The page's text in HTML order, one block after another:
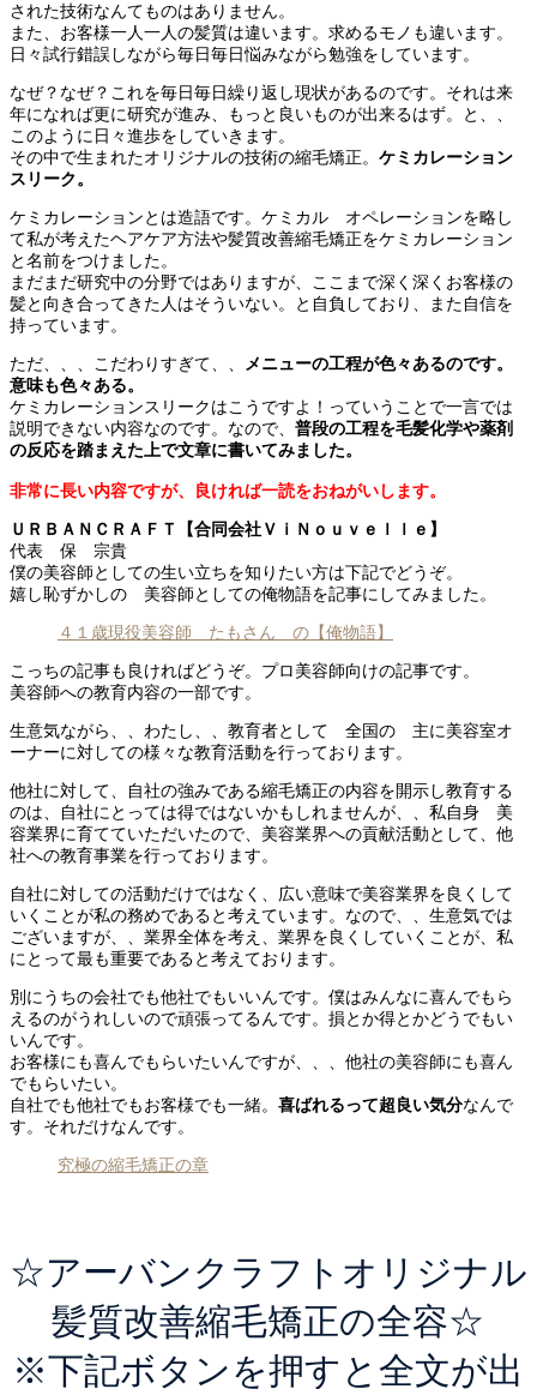
された技術なんてものはありません。
また、お客様一人一人の髪質は違います。求めるモノも違います。
日々試行錯誤しながら毎日毎日悩みながら勉強をしています。
なぜ？なぜ？これを毎日毎日繰り返し現状があるのです。それは来
年になれば更に研究が進み、もっと良いものが出来るはず。と、、
このように日々進歩をしていきます。
その中で生まれたオリジナルの技術の縮毛矯正。 ケミカレーション
スリーク。
ケミカレーションとは造語です。ケミカル オペレーションを略し
て私が考えたヘアケア方法や髪質改善縮毛矯正をケミカレーション
と名前をつけました。
まだまだ研究中の分野ではありますが、ここまで深く深くお客様の
髪と向き合ってきた人はそういない。と自負しており、また自信を
持っています。
ただ、、、こだわりすぎて、、 メニューの工程が色々あるのです。
意味も色々ある。
ケミカレーションスリークはこうですよ！っていうことで一言では
説明できない内容なのです。なので、 普段の工程を毛髪化学や薬剤
の反応を踏まえた上で文章に書いてみました。
非常に長い内容ですが、良ければ一読をおねがいします。
ＵＲＢＡＮＣＲＡＦＴ【合同会社ＶｉＮｏｕｖｅｌｌｅ】
代表 保 宗貴
僕の美容師としての生い立ちを知りたい方は下記でどうぞ。
嬉し恥ずかしの 美容師としての俺物語を記事にしてみました。
４１歳現役美容師 たもさん の【俺物語】
こっちの記事も良ければどうぞ。プロ美容師向けの記事です。
美容師への教育内容の一部です。
生意気ながら、、わたし、、教育者として 全国の 主に美容室オ
ーナーに対しての様々な教育活動を行っております。
他社に対して、自社の強みである縮毛矯正の内容を開示し教育する
のは、自社にとっては得ではないかもしれませんが、、私自身 美
容業界に育てていただいたので、美容業界への貢献活動として、他
社への教育事業を行っております。
自社に対しての活動だけではなく、広い意味で美容業界を良くして
いくことが私の務めであると考えています。なので、、生意気では
ございますが、、業界全体を考え、業界を良くしていくことが、私
にとって最も重要であると考えております。
別にうちの会社でも他社でもいいんです。僕はみんなに喜んでもら
えるのがうれしいので頑張ってるんです。損とか得とかどうでもい
いんです。
お客様にも喜んでもらいたいんですが、、、他社の美容師にも喜ん
でもらいたい。
自社でも他社でもお客様でも一緒。 喜ばれるって超良い気分なんで
す。それだけなんです。
究極の縮毛矯正の章
☆アーバンクラフトオリジナル
髪質改善縮毛矯正の全容☆
※下記ボタンを押すと全文が出